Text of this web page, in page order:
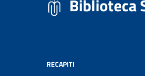
Biblioteca
RECAPITI